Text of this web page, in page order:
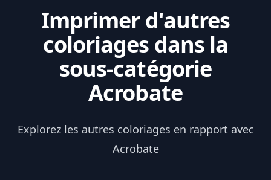
Imprimer d'autres
coloriages dans la
sous-catégorie
Acrobate
Explorez les autres coloriages en rapport avec
Acrobate